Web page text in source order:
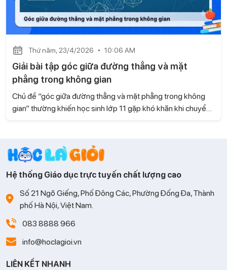
Thứ năm, 23/4/2026 10:06 AM
Giải bài tập góc giữa đường thẳng và mặt
phẳng trong không gian
Chủ đề “góc giữa đường thẳng và mặt phẳng trong không
gian” thường khiến học sinh lớp 11 gặp khó khăn khi chuyển
giải giúp bạn tiếp cận dạng toán này một cách hiệu quả nhé!
Hệ thống Giáo dục trực tuyến chất lượng cao
Số 21 Ngõ Giếng, Phố Đông Các, Phường Đống Đa, Thành
phố Hà Nội, Việt Nam.
083 8888 966
info@hoclagioi.vn
LIÊN KẾT NHANH